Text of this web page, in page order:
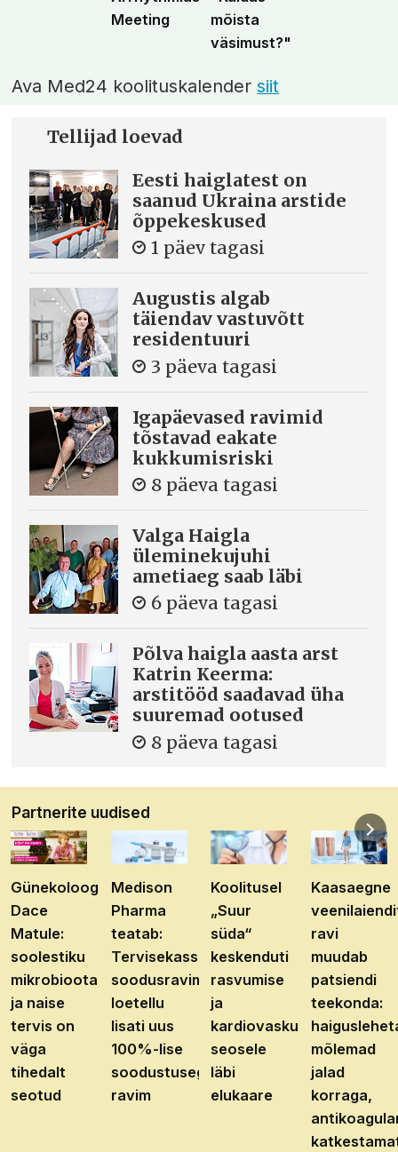
Meeting
mõista
väsimust?"
Ava Med24 koolituskalendersiit
Tellijad loevad
Eesti haiglatest on
saanud Ukraina arstide
õppekeskused
1 päev tagasi
Augustis algab
täiendav vastuvõtt
residentuuri
3 päeva tagasi
Igapäevased ravimid
tõstavad eakate
kukkumisriski
8 päeva tagasi
Valga Haigla
üleminekujuhi
ametiaeg saab läbi
6 päeva tagasi
Põlva haigla aasta arst
Katrin Keerma:
arstitööd saadavad üha
suuremad ootused
8 päeva tagasi
Partnerite uudised
Günekoloog
Dace
Matule:
soolestiku
mikrobioota
ja naise
tervis on
väga
tihedalt
seotud
Medison
Pharma
teatab:
Tervisekassa
soodusravimite
loetellu
lisati uus
100%-lise
soodustusega
ravim
Koolitusel
„Suur
süda“
keskenduti
rasvumise
ja
kardiovaskulaarhaiguste
seosele
läbi
elukaare
Kaasaegne
ravi
muudab
patsiendi
teekonda:
mõlemad
jalad
korraga,